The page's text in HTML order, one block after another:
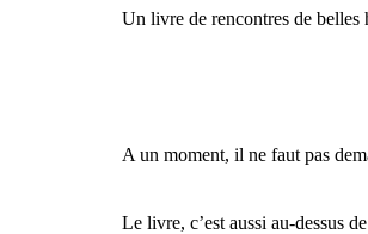
Un livre de rencontres de
A un moment, il ne faut pas
Le livre, c’est aussi au-dessus